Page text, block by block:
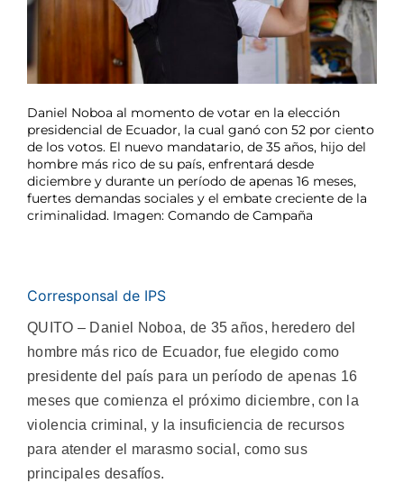
Daniel Noboa al momento de votar en la elección
presidencial de Ecuador, la cual ganó con 52 por ciento
de los votos. El nuevo mandatario, de 35 años, hijo del
hombre más rico de su país, enfrentará desde
diciembre y durante un período de apenas 16 meses,
fuertes demandas sociales y el embate creciente de la
criminalidad. Imagen: Comando de Campaña
Corresponsal de IPS
QUITO – Daniel Noboa, de 35 años, heredero del
hombre más rico de Ecuador, fue elegido como
presidente del país para un período de apenas 16
meses que comienza el próximo diciembre, con la
violencia criminal, y la insuficiencia de recursos
para atender el marasmo social, como sus
principales desafíos.